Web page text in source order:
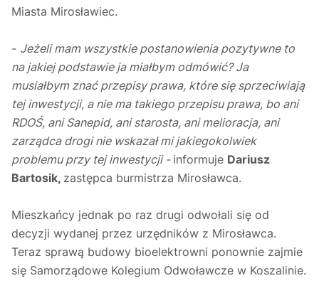
Miasta Mirosławiec.
- Jeżeli mam wszystkie postanowienia pozytywne to
na jakiej podstawie ja miałbym odmówić? Ja
musiałbym znać przepisy prawa, które się sprzeciwiają
tej inwestycji, a nie ma takiego przepisu prawa, bo ani
RDOŚ, ani Sanepid, ani starosta, ani melioracja, ani
zarządca drogi nie wskazał mi jakiegokolwiek
problemu przy tej inwestycji - informuje Dariusz
Bartosik, zastępca burmistrza Mirosławca.
Mieszkańcy jednak po raz drugi odwołali się od
decyzji wydanej przez urzędników z Mirosławca.
Teraz sprawą budowy bioelektrowni ponownie zajmie
się Samorządowe Kolegium Odwoławcze w Koszalinie.